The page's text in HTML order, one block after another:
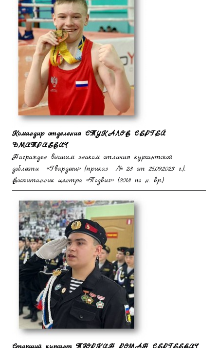
Командир отделения СТУКАЛОВ СЕРГЕЙ
ДМИТРИЕВИЧ
Награжден высшим знаком отличия курсантской
доблести «Гвардеец» (приказ № 28 от 25.09.2023 г.).
Воспитанник центра «Подвиг» (2018 по н. вр.)